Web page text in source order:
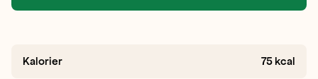
Kalorier 75 kcal